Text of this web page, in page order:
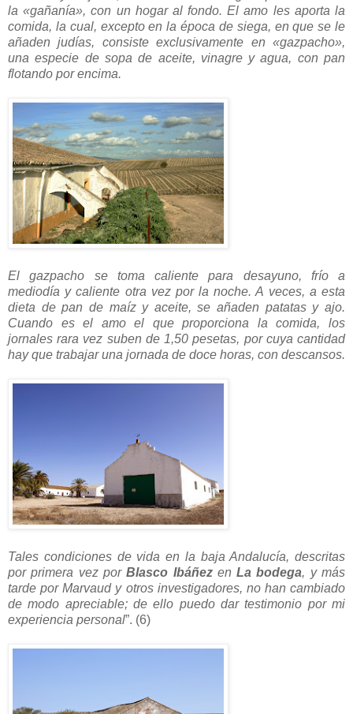
la «gañanía», con un hogar al fondo. El amo les aporta la
comida, la cual, excepto en la época de siega, en que se le
añaden judías, consiste exclusivamente en «gazpacho»,
una especie de sopa de aceite, vinagre y agua, con pan
flotando por encima.
El gazpacho se toma caliente para desayuno, frío a
mediodía y caliente otra vez por la noche. A veces, a esta
dieta de pan de maíz y aceite, se añaden patatas y ajo.
Cuando es el amo el que proporciona la comida, los
jornales rara vez suben de 1,50 pesetas, por cuya cantidad
hay que trabajar una jornada de doce horas, con descansos.
Tales condiciones de vida en la baja Andalucía, descritas
por primera vez porBlasco IbáñezenLa bodega, y más
tarde por Marvaud y otros investigadores, no han cambiado
de modo apreciable; de ello puedo dar testimonio por mi
experiencia personal”. (6)